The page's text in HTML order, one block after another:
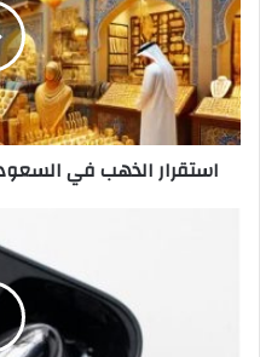
السعودية
مع
افتتاح
تعاملات
الثلاثاء
استقرار الذهب في